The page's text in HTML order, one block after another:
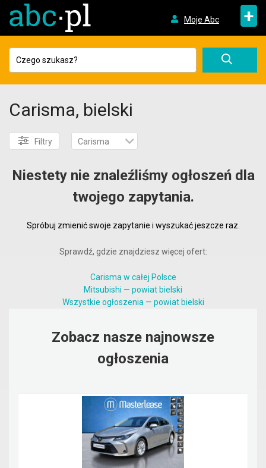
Moje Abc +
Carisma, bielski
Filtry Carisma
Niestety nie znaleźliśmy ogłoszeń dla
twojego zapytania.
Spróbuj zmienić swoje zapytanie i wyszukać jeszcze raz.
Sprawdź, gdzie znajdziesz więcej ofert:
Carisma w całej Polsce
Mitsubishi — powiat bielski
Wszystkie ogłoszenia — powiat bielski
Zobacz nasze najnowsze
ogłoszenia